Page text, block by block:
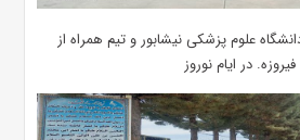
علوم پزشکی نیشابور و تیم همراه از
در ایام نوروز